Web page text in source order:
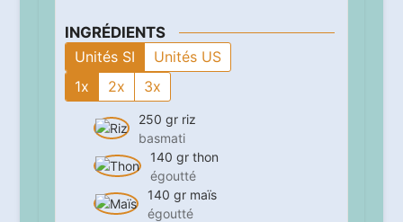
INGRÉDIENTS
Unités SI
Unités US
1x
2x 3x
250 gr riz
basmati
140 gr thon
égoutté
140 gr maïs
égoutté